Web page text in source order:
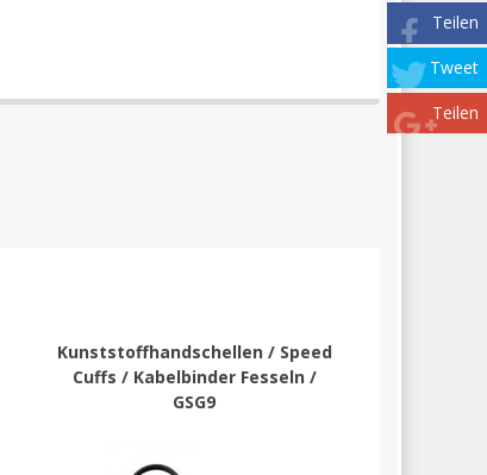
Teilen
Tweet
Teilen
Kunststoffhandschellen / Speed
Cuffs / Kabelbinder Fesseln /
GSG9